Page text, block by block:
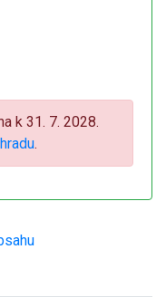
k 31. 7. 2028.
.